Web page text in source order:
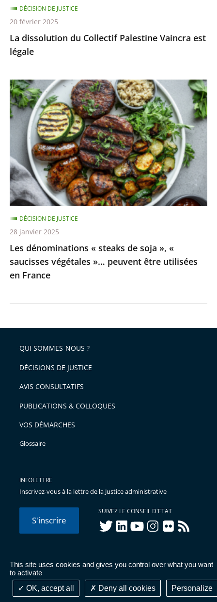
This site uses cookies and gives you control over what you want
to activate
OK, accept all
Deny all cookies Personalize
La dissolution du Collectif Palestine Vaincra est
légale
DÉCISION DE JUSTICE
20 février 2025
Les
dénominations
«
steaks
soja
»,
«
saucisses
végétales
»…
peuvent
être
utilisées
en
Les dénominations « steaks de soja », «
saucisses végétales »… peuvent être utilisées
en France
DÉCISION DE JUSTICE
28 janvier 2025
QUI SOMMES-NOUS ?
DÉCISIONS DE JUSTICE
AVIS CONSULTATIFS
PUBLICATIONS & COLLOQUES
VOS DÉMARCHES
Glossaire
INFOLETTRE
Inscrivez-vous à la lettre de la Justice administrative
S'inscrire
SUIVEZ LE CONSEIL D'ETAT
twitterlinkedInyoutubeinstagram
flickr rss
© Conseil d'État 2026 - Mentions légales
Données
personnelles-Publications administratives-Accessibilité :
partiellement conforme